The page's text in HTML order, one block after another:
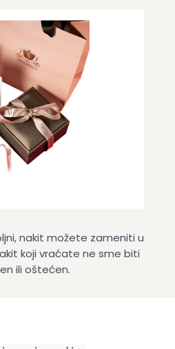
nakit možete zameniti u
koji vraćate ne sme biti
ili oštećen.